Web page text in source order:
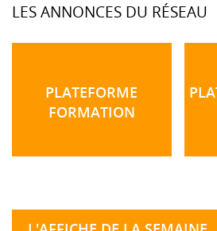
LES ANNONCES DU RÉSEAU
PLATEFORME
FORMATION